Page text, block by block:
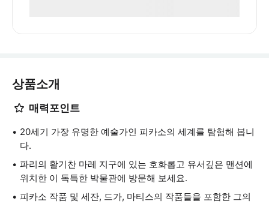
상품소개
매력포인트
20세기 가장 유명한 예술가인 피카소의 세계를 탐험해 봅니
다.
파리의 활기찬 마레 지구에 있는 호화롭고 유서깊은 맨션에
위치한 이 독특한 박물관에 방문해 보세요.
피카소 작품 및 세잔, 드가, 마티스의 작품들을 포함한 그의